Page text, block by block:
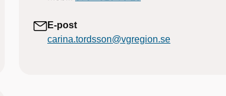
E-post
carina.tordsson@vgregion.se